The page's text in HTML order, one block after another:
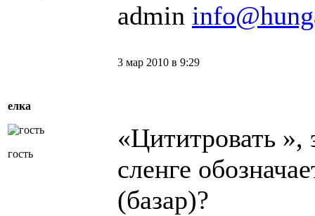
admin
елка
гость
3 мар 2010 в 9:29
«Цититровать »,
сленге
(базар)?